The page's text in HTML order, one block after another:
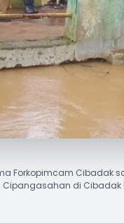
Forkopimcam
Cipangasahan di Cibadak |